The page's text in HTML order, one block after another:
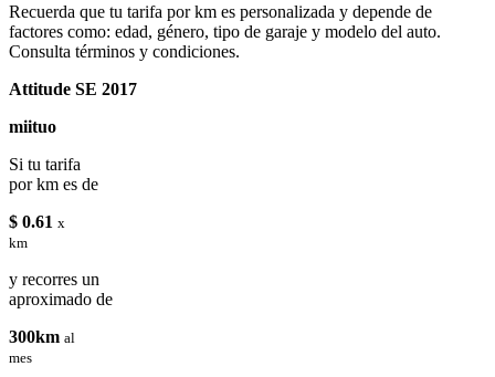
Recuerda que tu tarifa por km es personalizada y depende de
factores como: edad, género, tipo de garaje y modelo del auto.
Consulta términos y condiciones.
Attitude SE 2017
miituo
Si tu tarifa
por km es de
$ 0.61 x
km
y recorres un
aproximado de
300km al
mes